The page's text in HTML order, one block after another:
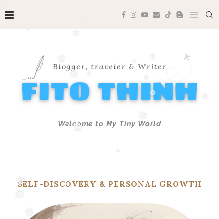
❅
❅
❅
❅
❅
❅
❅
Welcome to My Tiny World
SELF-DISCOVERY & PERSONAL GROWTH